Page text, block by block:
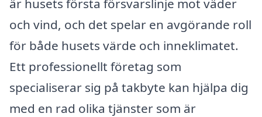
är husets första försvarslinje mot väder
och vind, och det spelar en avgörande roll
för både husets värde och inneklimatet.
Ett professionellt företag som
specialiserar sig på takbyte kan hjälpa dig
med en rad olika tjänster som är